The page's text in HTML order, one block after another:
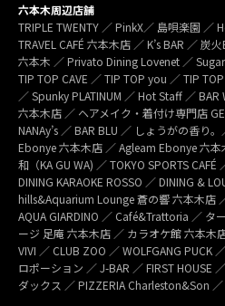
六本木周辺店舗
TRIPLE TWENTY ／ PinkX／ 島唄楽園
TRAVEL CAFÉ 六本木店 ／ K’s BAR ／ 炭
六本木 ／ Privato Dining Lovenet ／
TIP TOP CAVE ／ TIP TOP you ／ TIP
／ Spunky PLATINUM ／ Hot Staff ／
六本木店 ／ ヘアメイク・着付け専門店
NANAy’s ／ BAR BLU ／ しょうがの香り
Ebonye 六本木店 ／ Agleam Ebonye 六本
和（KA GU WA) ／ TOKYO SPORTS
DINING KARAOKE ROSSO ／ DINING &
hills&Aquarium Lounge 蒼の響 六本木店
AQUA GIARDINO ／ Café&Trattoria ／ タ
ージ 足庵 六本木店 ／ カラオケ館 六本木
VIVI ／ CLUB ZOO ／ WOLFGANG PUCK
ロポーション ／ J-BAR ／ FIRST HOUSE
ダックス ／ PIZZERIA Charleston&Son ／